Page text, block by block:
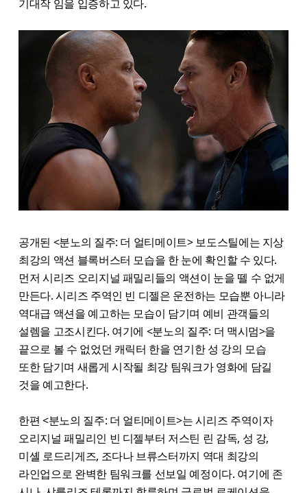
기대작 임을 입증하고 있다.
공개된 <분노의 질주: 더 얼티메이트> 보도스틸에는 지상
최강의 액션 블록버스터 모습을 한 눈에 확인할 수 있다.
먼저 시리즈 오리지널 패밀리들의 액션이 눈을 뗄 수 없게
만든다. 시리즈 주역인 빈 디젤은 운전하는 모습뿐 아니라
역대급 액션을 예고하는 모습이 담기며 예비 관객들의
설렘을 고조시킨다. 여기에 <분노의 질주: 더 맥시멈>을
끝으로 볼 수 없었던 캐릭터 한을 연기한 성 강의 모습
또한 담기며 새롭게 시작될 최강 팀워크가 영화에 담길
것을 예고한다.
한편 <분노의 질주: 더 얼티메이트>는 시리즈 주역이자
오리지널 패밀리인 빈 디젤부터 저스틴 린 감독, 성 강,
미셸 로드리게즈, 조다나 브류스터까지 역대 최강의
라인업으로 완벽한 팀워크를 선보일 예정이다. 여기에 존